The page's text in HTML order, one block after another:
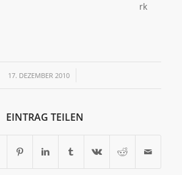
17. DEZEMBER 2010
/
EINTRAG TEILEN